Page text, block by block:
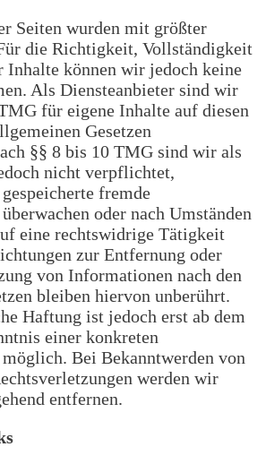
Seiten wurden mit größter
die Richtigkeit, Vollständigkeit
Inhalte können wir jedoch keine
Als Diensteanbieter sind wir
für eigene Inhalte auf diesen
Gesetzen
§§ 8 bis 10 TMG sind wir als
nicht verpflichtet,
fremde
oder nach Umständen
eine rechtswidrige Tätigkeit
zur Entfernung oder
von Informationen nach den
bleiben hiervon unberührt.
Haftung ist jedoch erst ab dem
einer konkreten
Bei Bekanntwerden von
werden wir
entfernen.